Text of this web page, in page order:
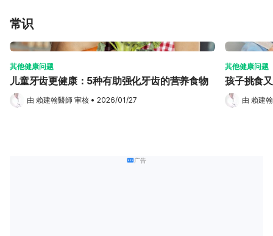
常识
其他健康问题
儿童牙齿更健康：5种有助强化牙齿的营养食物
由 賴建翰醫師 审核 • 2026/01/27
其他健康问题
孩子挑食
由 賴建
广告